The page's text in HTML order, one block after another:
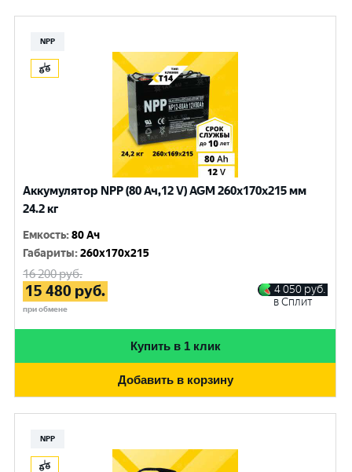
NPP
Аккумулятор NPP (80 Ач,12 V) AGM 260x170x215 мм
24.2 кг
Емкость:80 Ач
Габариты:260x170x215
16 200руб.
15 480 руб.
при обмене
4 050 руб.
в Сплит
Купить в 1 клик
Добавить в корзину
NPP